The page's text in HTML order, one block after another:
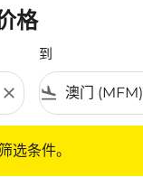
格
close
到
flight_land
选条件。